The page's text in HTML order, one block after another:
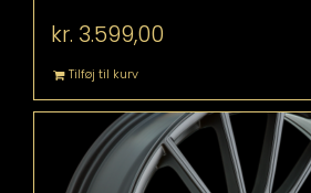
kr. 3.599,00
Tilføj til kurv